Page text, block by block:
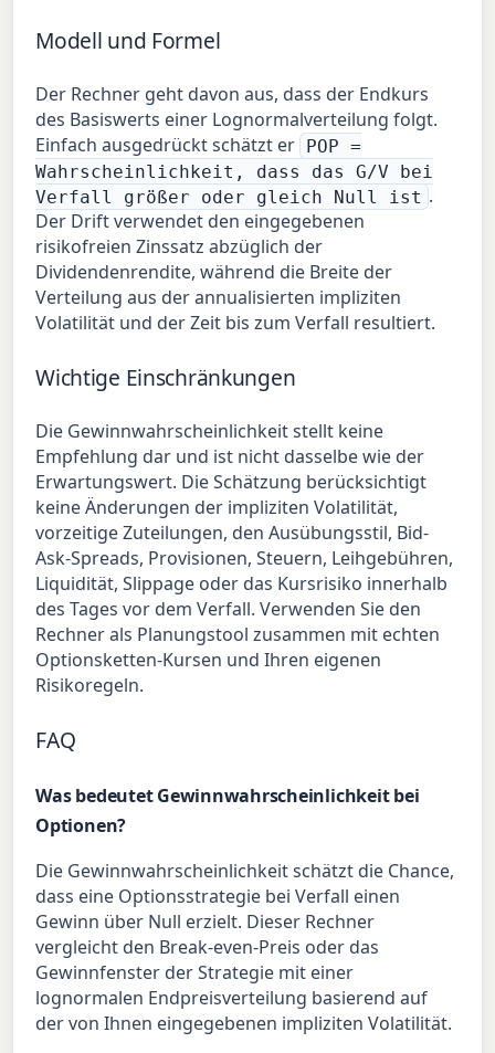
Modell und Formel
Der Rechner geht davon aus, dass der Endkurs
des Basiswerts einer Lognormalverteilung folgt.
Einfach ausgedrückt schätzt er POP =
Wahrscheinlichkeit, dass das G/V bei
Verfall größer oder gleich Null ist .
Der Drift verwendet den eingegebenen
risikofreien Zinssatz abzüglich der
Dividendenrendite, während die Breite der
Verteilung aus der annualisierten impliziten
Volatilität und der Zeit bis zum Verfall resultiert.
Wichtige Einschränkungen
Die Gewinnwahrscheinlichkeit stellt keine
Empfehlung dar und ist nicht dasselbe wie der
Erwartungswert. Die Schätzung berücksichtigt
keine Änderungen der impliziten Volatilität,
vorzeitige Zuteilungen, den Ausübungsstil, Bid-
Ask-Spreads, Provisionen, Steuern, Leihgebühren,
Liquidität, Slippage oder das Kursrisiko innerhalb
des Tages vor dem Verfall. Verwenden Sie den
Rechner als Planungstool zusammen mit echten
Optionsketten-Kursen und Ihren eigenen
Risikoregeln.
FAQ
Was bedeutet Gewinnwahrscheinlichkeit bei
Optionen?
Die Gewinnwahrscheinlichkeit schätzt die Chance,
dass eine Optionsstrategie bei Verfall einen
Gewinn über Null erzielt. Dieser Rechner
vergleicht den Break-even-Preis oder das
Gewinnfenster der Strategie mit einer
lognormalen Endpreisverteilung basierend auf
der von Ihnen eingegebenen impliziten Volatilität.